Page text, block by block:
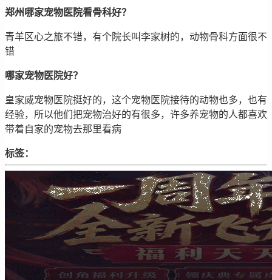
郑州哪家宠物医院看骨科好？
青羊区心之旅不错，有个院长叫李家树的，动物骨科方面很不
错
哪家宠物医院好？
皇家威宠物医院挺好的，这个宠物医院接待的动物也多，也有
经验，所以他们把宠物治好的有很多，许多养宠物的人都喜欢
带着自家的宠物去那里看病
标签：